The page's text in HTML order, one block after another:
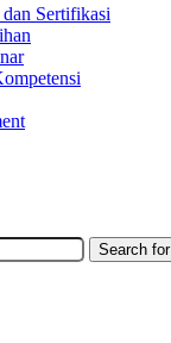
Sertifikasi
Search for